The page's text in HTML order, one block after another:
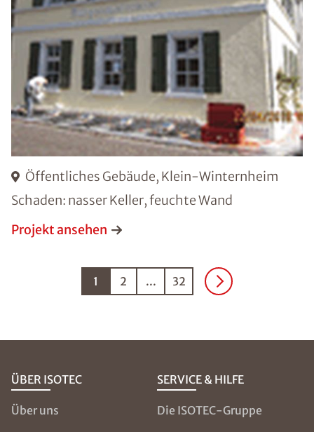
Öffentliches Gebäude, Klein-Winternheim
Schaden: nasser Keller, feuchte Wand
Projekt ansehen
1 2 ... 32
ÜBER ISOTEC
Über uns
SERVICE & HILFE
Die ISOTEC-Gruppe